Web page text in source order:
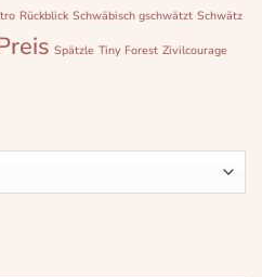
Rückblick Schwäbisch gschwätzt Schwätz
Spätzle Tiny Forest Zivilcourage